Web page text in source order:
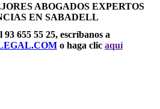
ABOGADOS EXPERTOS
EN SABADELL
655 55 25, escríbanos a
o haga clic aquí